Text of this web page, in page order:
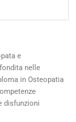
e
nelle
in Osteopatia
disfunzioni